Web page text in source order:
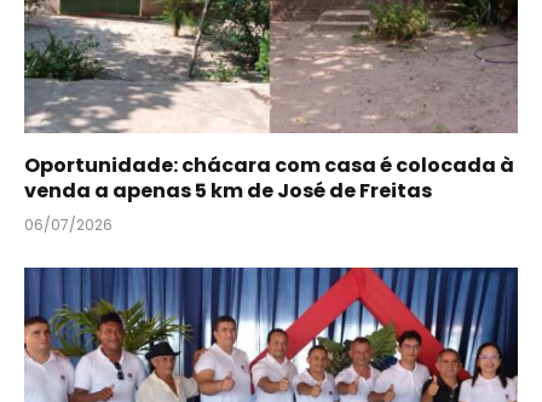
Oportunidade: chácara com casa é colocada à
venda a apenas 5 km de José de Freitas
06/07/2026